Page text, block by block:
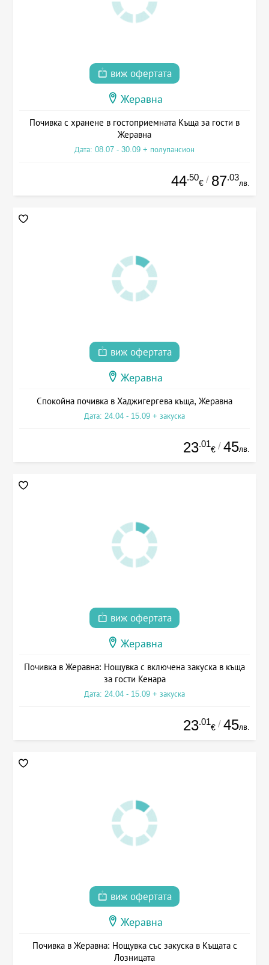
виж офертата
Жеравна
Почивка с хранене в гостоприемната Къща за гости в
Жеравна
Дата: 08.07 - 30.09 + полупансион
44.50
€ / 87.03
лв.
виж офертата
Жеравна
Спокойна почивка в Хаджигергева къща, Жеравна
Дата: 24.04 - 15.09 + закуска
23.01
€ / 45лв.
виж офертата
Жеравна
Почивка в Жеравна: Нощувка с включена закуска в къща
за гости Кенара
Дата: 24.04 - 15.09 + закуска
23.01
€ / 45лв.
виж офертата
Жеравна
Почивка в Жеравна: Нощувка със закуска в Къщата с
Лозницата